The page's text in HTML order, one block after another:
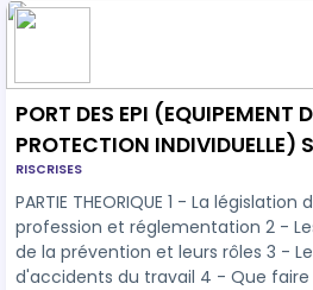
Les obligations et les conséquences
PORT DES EPI (EQUIPEMENT
PROTECTION INDIVIDUELLE)
ET EQUIPEMENTS DE SECURITE
RISCRISES
PARTIE THEORIQUE 1 - La législation
profession et réglementation 2 -
de la prévention et leurs rôles 3 -
d'accidents du travail 4 - Que faire